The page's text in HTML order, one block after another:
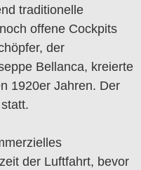
traditionelle
offene Cockpits
der
Bellanca, kreierte
1920er Jahren. Der
der Luftfahrt, bevor